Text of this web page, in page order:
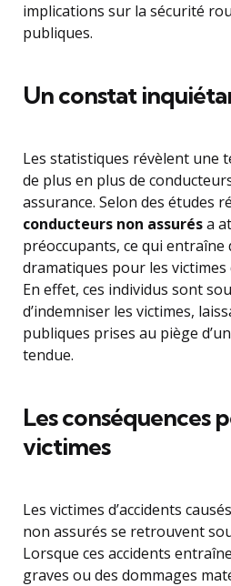
implications sur la sécurité
publiques.
Un constat
Les statistiques révèlent une
de plus en plus de
assurance. Selon des études
conducteurs non assurésa
préoccupants, ce qui entraîne
dramatiques pour les victimes
En effet, ces individus sont
d’indemniser les victimes,
publiques prises au piège
tendue.
Les conséquences
victimes
Les victimes d’accidents
non assurés se retrouvent
Lorsque ces accidents
graves ou des dommages